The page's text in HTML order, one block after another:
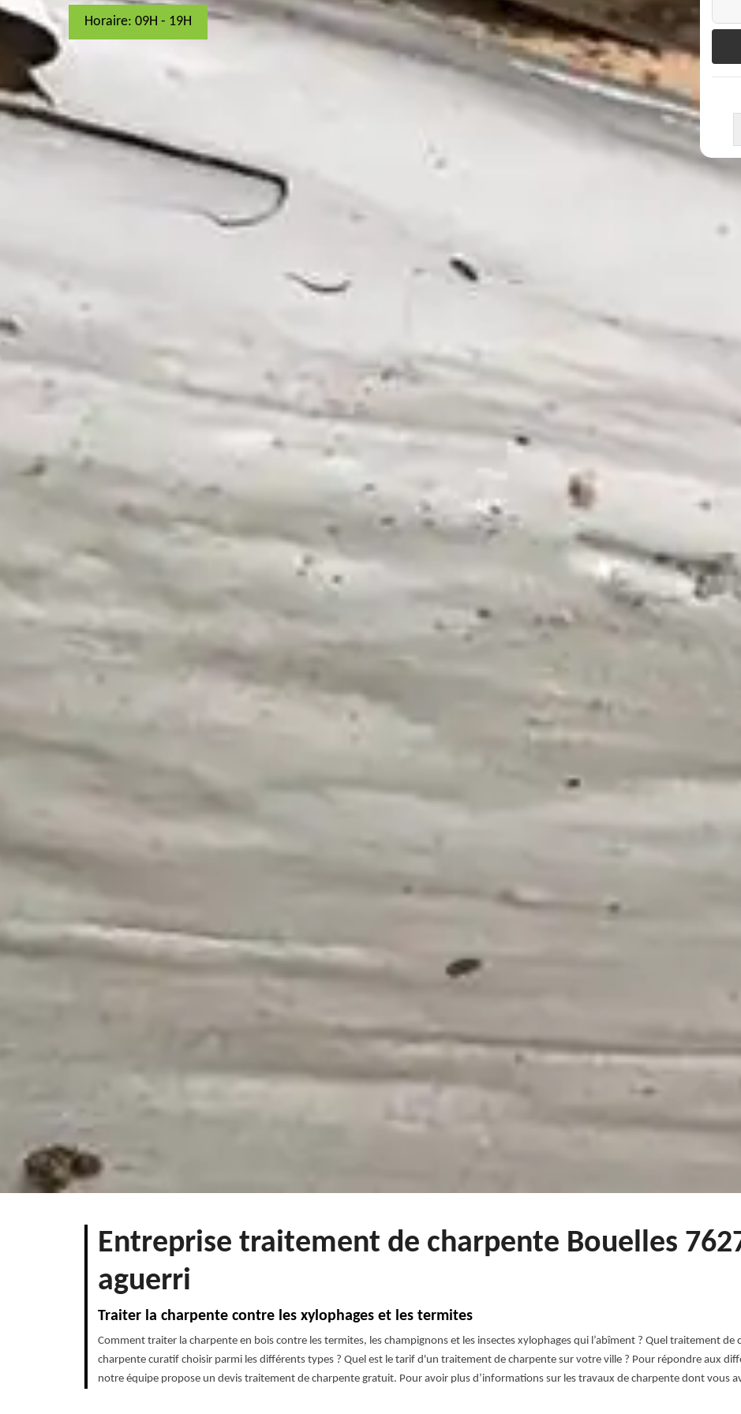
Horaire: 09H - 19H
Entreprise traitement de charpente Bouelles
aguerri
Traiter la charpente contre les xylophages et les termites
Comment traiter la charpente en bois contre les termites, les champignons et les insectes xylophages qui l’abîment ? Quel traitement
charpente curatif choisir parmi les différents types ? Quel est le tarif d'un traitement de charpente sur votre ville ? Pour répondre aux
notre équipe propose un devis traitement de charpente gratuit. Pour avoir plus d’informations sur les travaux de charpente dont vous